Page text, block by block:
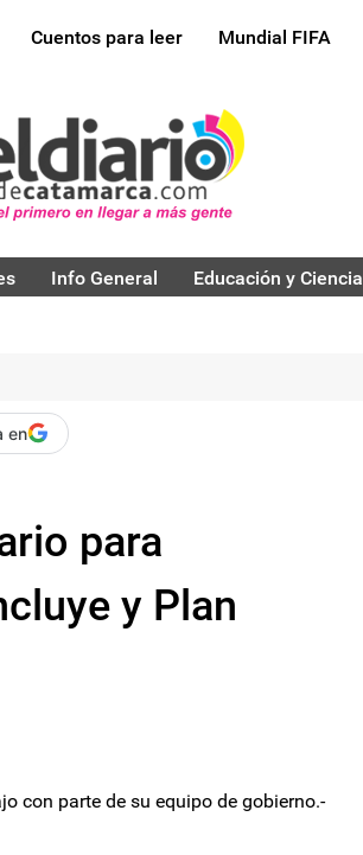
Cuentos para leer Mundial FIFA
Info General Educación y Ciencia
en
para
y Plan
con parte de su equipo de gobierno.-